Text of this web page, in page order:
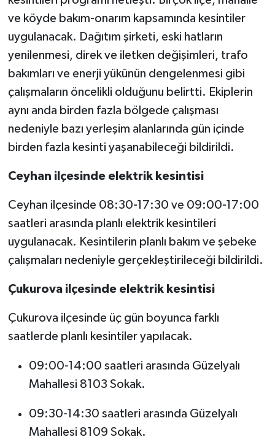
ve köyde bakım-onarım kapsamında kesintiler
uygulanacak. Dağıtım şirketi, eski hatların
yenilenmesi, direk ve iletken değişimleri, trafo
bakımları ve enerji yükünün dengelenmesi gibi
çalışmaların öncelikli olduğunu belirtti. Ekiplerin
aynı anda birden fazla bölgede çalışması
nedeniyle bazı yerleşim alanlarında gün içinde
birden fazla kesinti yaşanabileceği bildirildi.
Ceyhan ilçesinde elektrik kesintisi
Ceyhan ilçesinde 08:30-17:30 ve 09:00-17:00
saatleri arasında planlı elektrik kesintileri
uygulanacak. Kesintilerin planlı bakım ve şebeke
çalışmaları nedeniyle gerçekleştirileceği bildirildi.
Çukurova ilçesinde elektrik kesintisi
Çukurova ilçesinde üç gün boyunca farklı
saatlerde planlı kesintiler yapılacak.
09:00-14:00 saatleri arasında Güzelyalı
Mahallesi 8103 Sokak.
09:30-14:30 saatleri arasında Güzelyalı
Mahallesi 8109 Sokak.
Yaşam